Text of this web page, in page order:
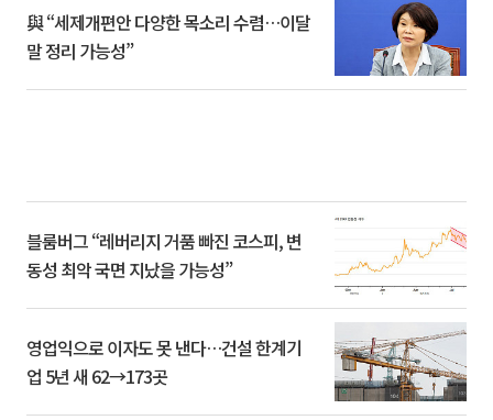
與 “세제개편안 다양한 목소리 수렴…이달
말 정리 가능성”
블룸버그 “레버리지 거품 빠진 코스피, 변
동성 최악 국면 지났을 가능성”
영업익으로 이자도 못 낸다…건설 한계기
업 5년 새 62→173곳